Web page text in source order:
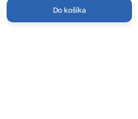
Do košíka